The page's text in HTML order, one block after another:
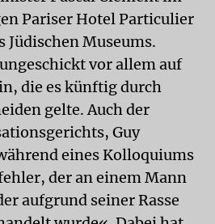
Pariser Hotel Particulier
Jüdischen Museums.
vor allem auf
die es künftig durch
gelte. Auch der
Guy
eines Kolloquiums
der an einem Mann
aufgrund seiner Rasse